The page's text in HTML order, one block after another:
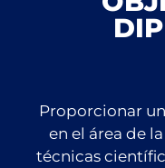
Proporcionar
en el área de
técnicas